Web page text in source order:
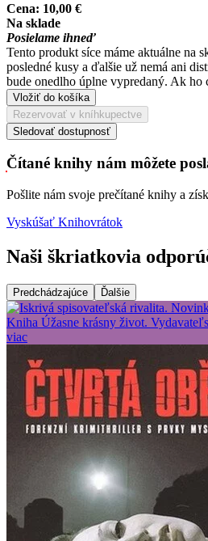
Cena: 10,00 €
Na sklade
Posielame ihneď
Tento produkt síce máme aktuálne na
posledné kusy a ďalšie už nemá ani
bude onedlho úplne vypredaný. Ak ho
Vložiť do košíka
Rezervovať v kníhkupectve
Sledovať dostupnosť
Čítané knihy nám môžete
Pošlite nám svoje prečítané knihy a
Vyskúšať Knihovrátok
Naši škriatkovia
Predchádzajúce Ďalšie